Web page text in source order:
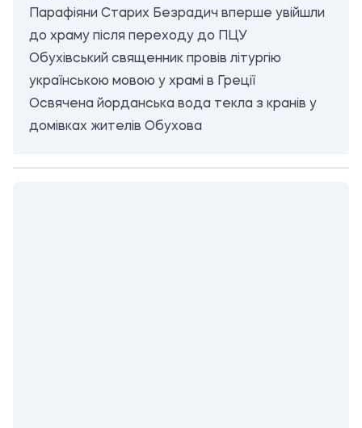
Парафіяни Старих Безрадич вперше увійшли
до храму після переходу до ПЦУ
Обухівський священник провів літургію
українською мовою у храмі в Греції
Освячена йорданська вода текла з кранів у
домівках жителів Обухова